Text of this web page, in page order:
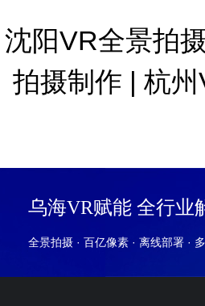
沈阳VR全景拍
拍摄制作 | 杭
乌海VR赋能 全行业
全景拍摄 · 百亿像素 · 离线部署 ·